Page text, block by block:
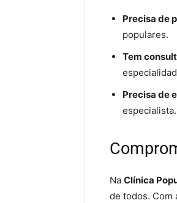
Precisa de
populares.
Tem
Precisa de
especialista.
Na Clínica
de todos. Com